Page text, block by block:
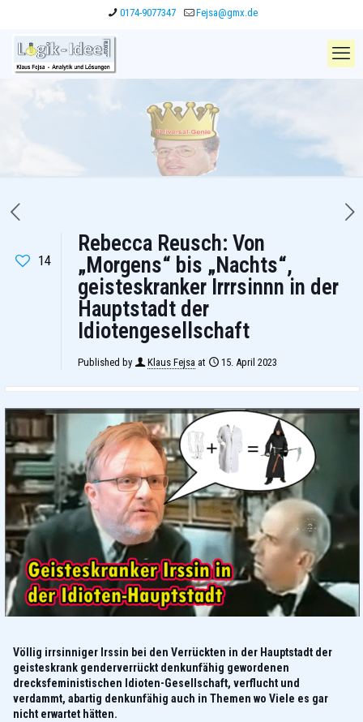
0174-9077347 Fejsa@gmx.de
14
Rebecca Reusch: Von
„Morgens“ bis „Nachts“,
geisteskranker Irrrsinnn in der
Hauptstadt der
Idiotengesellschaft
Published by Klaus Fejsa at 15. April 2023
Völlig irrsinniger Irssin bei den Verrückten in der Hauptstadt der
geisteskrank genderverrückt denkunfähig gewordenen
drecksfeministischen Idioten-Gesellschaft, verflucht und
verdammt, abartig denkunfähig auch in Themen wo Viele es gar
nicht erwartet hätten.